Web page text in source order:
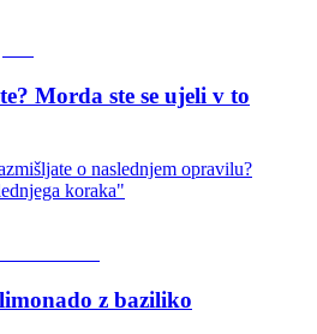
Morda ste se ujeli v to
o naslednjem opravilu?
koraka"
limonado z baziliko